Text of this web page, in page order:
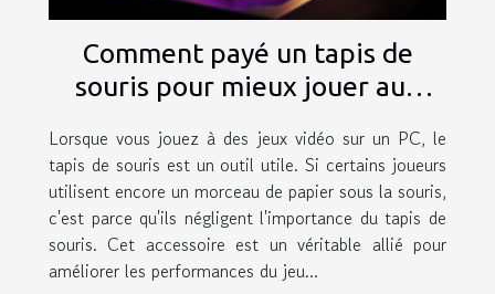
Comment payé un tapis de
souris pour mieux jouer aux
Lorsque vous jouez à des jeux vidéo sur un PC, le
tapis de souris est un outil utile. Si certains joueurs
utilisent encore un morceau de papier sous la souris,
c'est parce qu'ils négligent l'importance du tapis de
souris. Cet accessoire est un véritable allié pour
améliorer les performances du jeu...